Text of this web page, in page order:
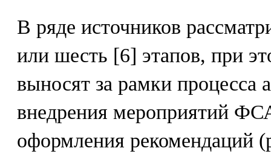
В ряде источников
или шесть [6] этапов, при
выносят за рамки процесса
внедрения мероприятий
оформления рекомендаций